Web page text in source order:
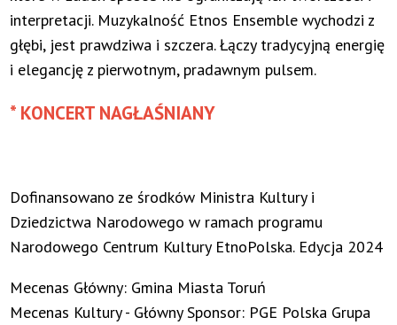
interpretacji. Muzykalność Etnos Ensemble wychodzi z
głębi, jest prawdziwa i szczera. Łączy tradycyjną energię
i elegancję z pierwotnym, pradawnym pulsem.
* KONCERT NAGŁAŚNIANY
Dofinansowano ze środków Ministra Kultury i
Dziedzictwa Narodowego w ramach programu
Narodowego Centrum Kultury EtnoPolska. Edycja 2024
Mecenas Główny: Gmina Miasta Toruń
Mecenas Kultury - Główny Sponsor: PGE Polska Grupa